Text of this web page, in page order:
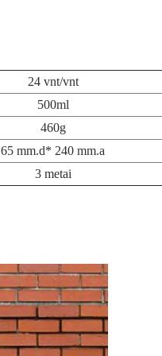
24 vnt/vnt
500ml
460g
65 mm.d* 240 mm.a
3 metai